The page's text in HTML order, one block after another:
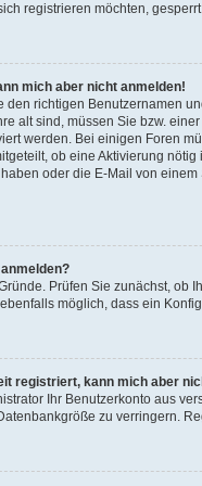
registrieren möchten,
mich aber nicht anmelden!
den richtigen Benutzernamen
alt sind, müssen Sie bzw.
werden. Bei einigen Foren
ob eine Aktivierung
oder die E-Mail von
Prüfen Sie zunächst, ob
möglich, dass ein
registriert, kann mich aber
Ihr Benutzerkonto aus
zu verringern.